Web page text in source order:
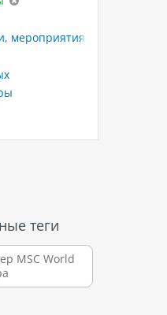
мероприятия
теги
MSC World